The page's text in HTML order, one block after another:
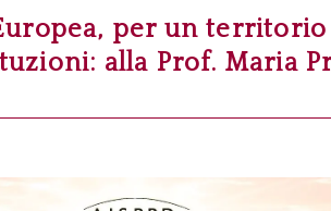
per un
alla Prof. Maria